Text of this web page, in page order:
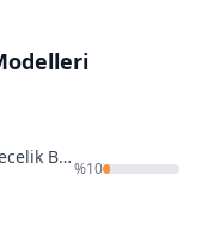
Degaje Yaka Yırtmaçlı Saten Gecelik Bej Merry See MS2389 Bej
%10